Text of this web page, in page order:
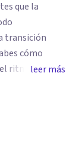
cómo
de vivir?
gustaría
de
y
leer más